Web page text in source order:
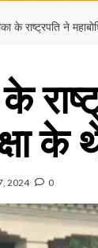
के राष्ट्रपति ने
2024 0